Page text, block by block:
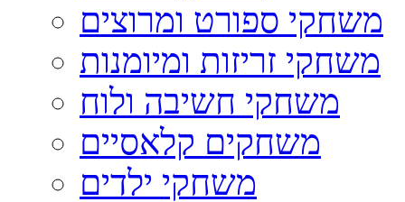
משחקי ספורט ומרוצים
משחקי זריזות ומיומנות
משחקי חשיבה ולוח
משחקים קלאסיים
משחקי ילדים